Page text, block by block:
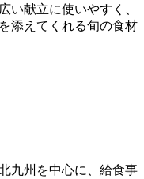
い献立に使いやすく、
添えてくれる旬の食材
九州を中心に、給食事